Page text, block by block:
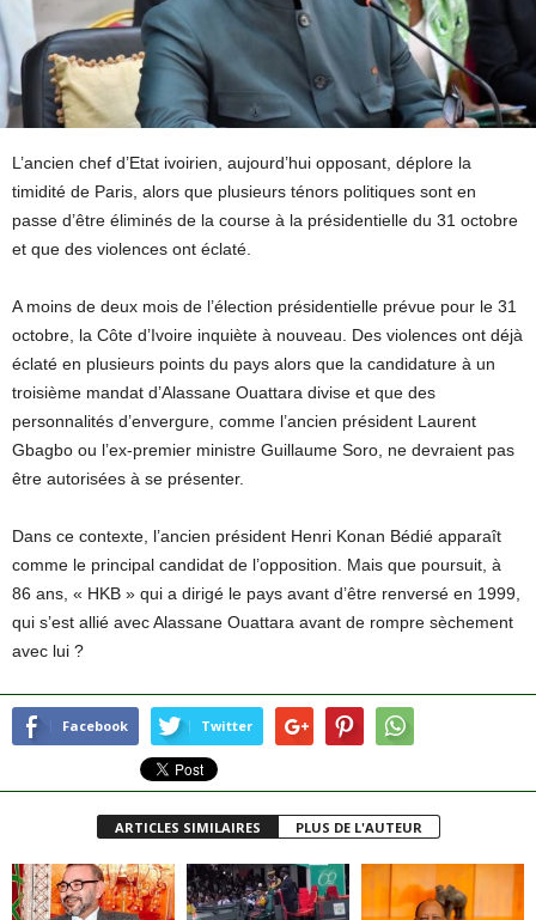
L’ancien chef d’Etat ivoirien, aujourd’hui opposant, déplore la
timidité de Paris, alors que plusieurs ténors politiques sont en
passe d’être éliminés de la course à la présidentielle du 31 octobre
et que des violences ont éclaté.
A moins de deux mois de l’élection présidentielle prévue pour le 31
octobre, la Côte d’Ivoire inquiète à nouveau. Des violences ont déjà
éclaté en plusieurs points du pays alors que la candidature à un
troisième mandat d’Alassane Ouattara divise et que des
personnalités d’envergure, comme l’ancien président Laurent
Gbagbo ou l’ex-premier ministre Guillaume Soro, ne devraient pas
être autorisées à se présenter.
Dans ce contexte, l’ancien président Henri Konan Bédié apparaît
comme le principal candidat de l’opposition. Mais que poursuit, à
86 ans, « HKB » qui a dirigé le pays avant d’être renversé en 1999,
qui s’est allié avec Alassane Ouattara avant de rompre sèchement
avec lui ?
Facebook Twitter
ARTICLES SIMILAIRES PLUS DE L'AUTEUR